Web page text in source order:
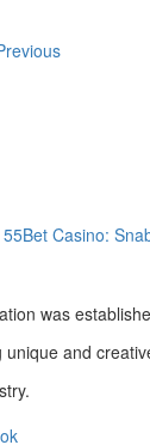
55Bet Casino:
was
unique and